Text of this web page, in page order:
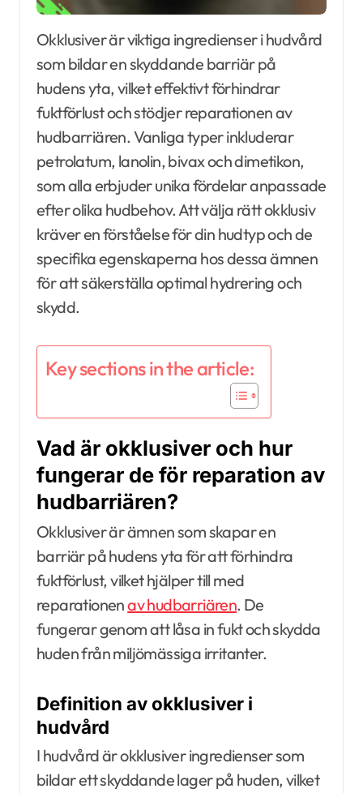
Okklusiver är viktiga ingredienser i hudvård
som bildar en skyddande barriär på
hudens yta, vilket effektivt förhindrar
fuktförlust och stödjer reparationen av
hudbarriären. Vanliga typer inkluderar
petrolatum, lanolin, bivax och dimetikon,
som alla erbjuder unika fördelar anpassade
efter olika hudbehov. Att välja rätt okklusiv
kräver en förståelse för din hudtyp och de
specifika egenskaperna hos dessa ämnen
för att säkerställa optimal hydrering och
skydd.
Key sections in the article:
Vad är okklusiver och hur
fungerar de för reparation av
hudbarriären?
Okklusiver är ämnen som skapar en
barriär på hudens yta för att förhindra
fuktförlust, vilket hjälper till med
reparationenav hudbarriären. De
fungerar genom att låsa in fukt och skydda
huden från miljömässiga irritanter.
Definition av okklusiver i
hudvård
I hudvård är okklusiver ingredienser som
bildar ett skyddande lager på huden, vilket